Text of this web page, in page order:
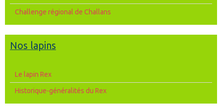
Challenge régional de Challans
Nos lapins
Le lapin Rex
Historique-généralités du Rex